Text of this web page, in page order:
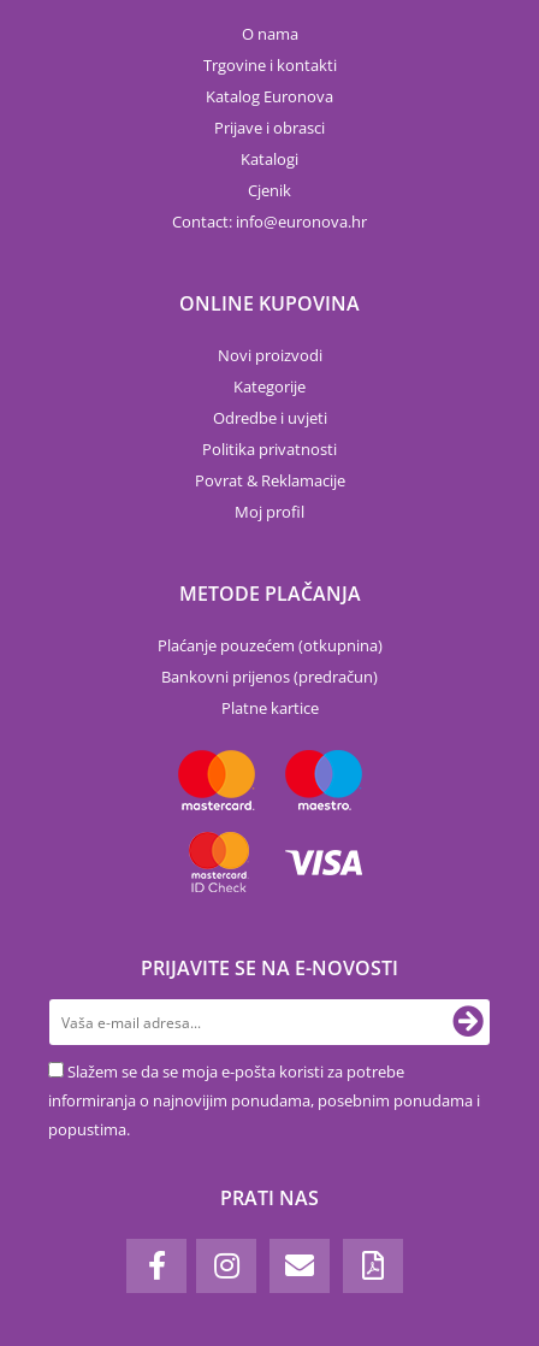
O nama
Trgovine i kontakti
Katalog Euronova
Prijave i obrasci
Katalogi
Cjenik
Contact: info euronova.hr
ONLINE KUPOVINA
Novi proizvodi
Kategorije
Odredbe i uvjeti
Politika privatnosti
Povrat & Reklamacije
Moj profil
METODE PLAČANJA
Plaćanje pouzećem (otkupnina)
Bankovni prijenos (predračun)
Platne kartice
PRIJAVITE SE NA E-NOVOSTI
Slažem se da se moja e-pošta koristi za potrebe
informiranja o najnovijim ponudama, posebnim ponudama i
popustima.
PRATI NAS